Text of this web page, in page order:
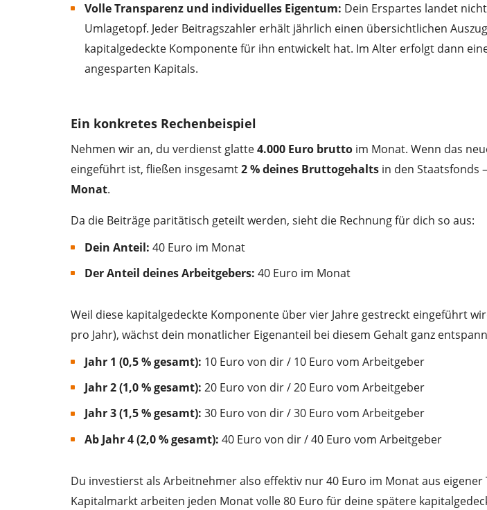
Volle Transparenz und individuelles Eigentum: Dein Erspartes landet
Umlagetopf. Jeder Beitragszahler erhält jährlich einen übersichtlichen
kapitalgedeckte Komponente für ihn entwickelt hat. Im Alter erfolgt dann
angesparten Kapitals.
Ein konkretes Rechenbeispiel
Nehmen wir an, du verdienst glatte4.000 Euro brutto im Monat. Wenn das
eingeführt ist, fließen insgesamt2 % deines Bruttogehalts in den Staatsfonds
Monat.
Da die Beiträge paritätisch geteilt werden, sieht die Rechnung für dich so aus:
Dein Anteil: 40 Euro im Monat
Der Anteil deines Arbeitgebers: 40 Euro im Monat
Weil diese kapitalgedeckte Komponente über vier Jahre gestreckt eingeführt
pro Jahr), wächst dein monatlicher Eigenanteil bei diesem Gehalt ganz
Jahr 1 (0,5 % gesamt): 10 Euro von dir / 10 Euro vom Arbeitgeber
Jahr 2 (1,0 % gesamt): 20 Euro von dir / 20 Euro vom Arbeitgeber
Jahr 3 (1,5 % gesamt): 30 Euro von dir / 30 Euro vom Arbeitgeber
Ab Jahr 4 (2,0 % gesamt): 40 Euro von dir / 40 Euro vom Arbeitgeber
Du investierst als Arbeitnehmer also effektiv nur 40 Euro im Monat aus eigener
Kapitalmarkt arbeiten jeden Monat volle 80 Euro für deine spätere